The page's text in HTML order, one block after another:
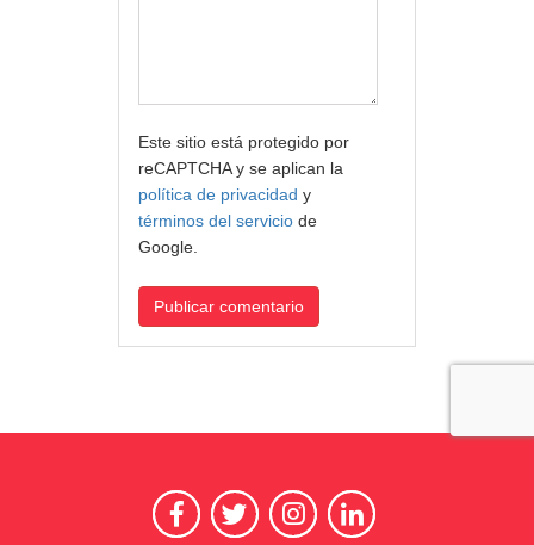
Este sitio está protegido por
reCAPTCHA y se aplican la
política de privacidad y
términos del serviciode
Google.
Publicar comentario